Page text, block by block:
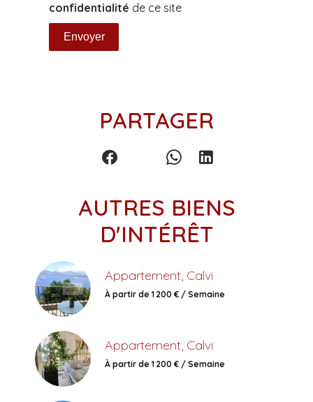
confidentialité de ce site
Envoyer
PARTAGER
AUTRES BIENS
D'INTÉRÊT
Appartement, Calvi
À partir de 1 200 € / Semaine
Appartement, Calvi
À partir de 1 200 € / Semaine